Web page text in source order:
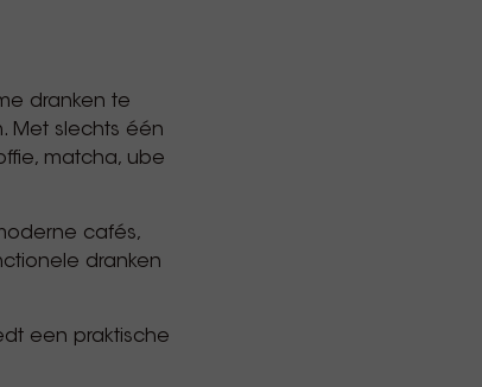
dranken te
Met slechts één
matcha, ube
cafés,
dranken
een praktische